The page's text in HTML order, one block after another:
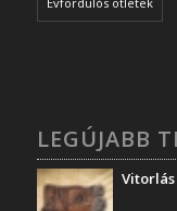
LEGÚJABB